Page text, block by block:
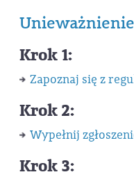
Krok 1:
Zapoznaj się z
Krok 2:
Wypełnij
Krok 3: